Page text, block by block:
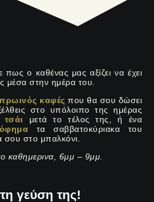
ο καθένας μας αξίζει να έχει
μέσα στην ημέρα του.
καφές που θα σου δώσει
στο υπόλοιπο της ημέρας
μετά το τέλος της, ή ένα
τα σαββατοκύριακα του
σου στο μπαλκόνι.
καθημερινα, 6μμ – 9μμ.
γεύση της!